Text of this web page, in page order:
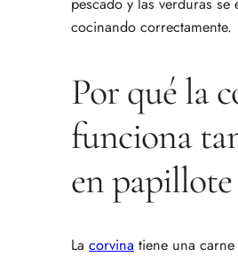
pescado y las verduras se
cocinando correctamente.
Por qué la
funciona
en papillote
La corvina tiene una